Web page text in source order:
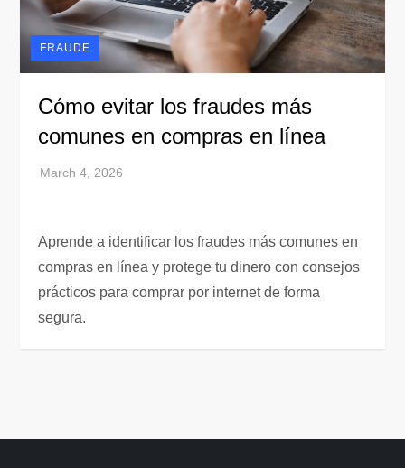
FRAUDE
Cómo evitar los fraudes más
comunes en compras en línea
Aprende a identificar los fraudes más comunes en
compras en línea y protege tu dinero con consejos
prácticos para comprar por internet de forma
segura.